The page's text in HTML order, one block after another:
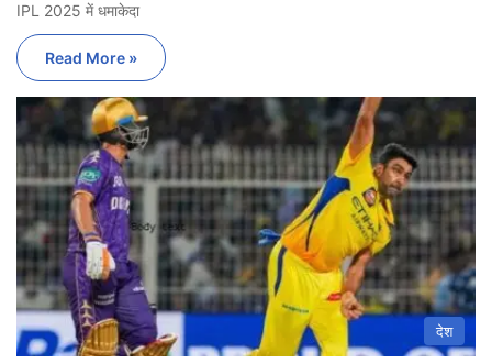
IPL 2025 में धमाकेदा
Read More »
देश